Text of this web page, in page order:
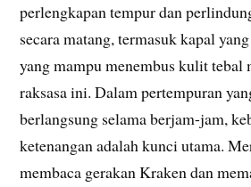
perlengkapan tempur dan
secara matang, termasuk kapal
yang mampu menembus kulit tebal
raksasa ini. Dalam pertempuran
berlangsung selama berjam-jam,
ketenangan adalah kunci utama.
membaca gerakan Kraken dan